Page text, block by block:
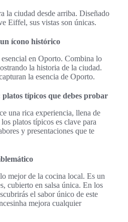
la ciudad desde arriba. Diseñado
Eiffel, sus vistas son únicas.
ícono histórico
en Oporto. Combina lo
la historia de la ciudad.
la esencia de Oporto.
típicos que debes probar
una rica experiencia, llena de
platos típicos es clave para
y presentaciones que te
mejor de la cocina local. Es un
cubierto en salsa única. En los
el sabor único de este
mejora cualquier